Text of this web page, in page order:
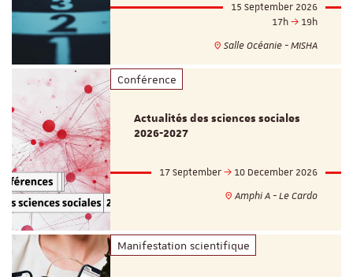
15 September 2026
17h
19h
Salle Océanie - MISHA
Conférence
Actualités des sciences sociales
2026-2027
17 September
10 December 2026
Amphi A - Le Cardo
Manifestation scientifique